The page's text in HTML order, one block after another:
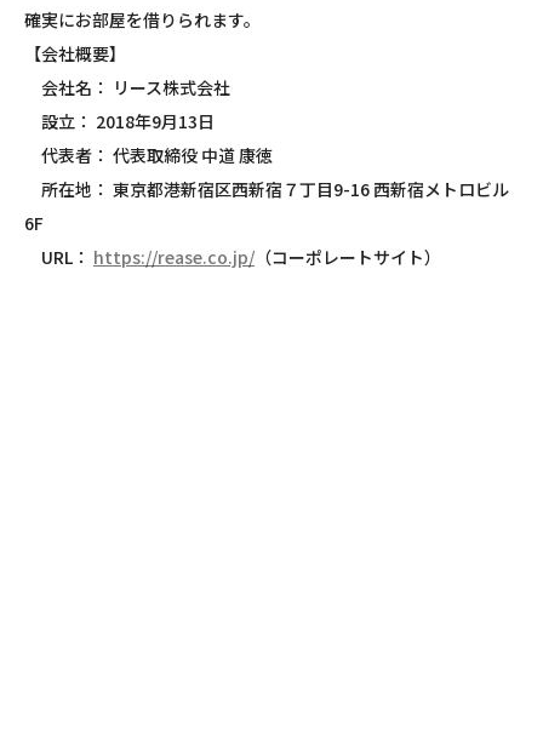
確実にお部屋を借りられます。
【会社概要】
会社名： リース株式会社
設立： 2018年9月13日
代表者： 代表取締役 中道 康徳
所在地： 東京都港新宿区西新宿７丁目9-16 西新宿メトロビル
6F
URL： https://rease.co.jp/ （コーポレートサイト）